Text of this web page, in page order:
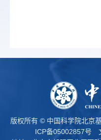
版权所有 © 中国科学院北京
ICP备05002857号